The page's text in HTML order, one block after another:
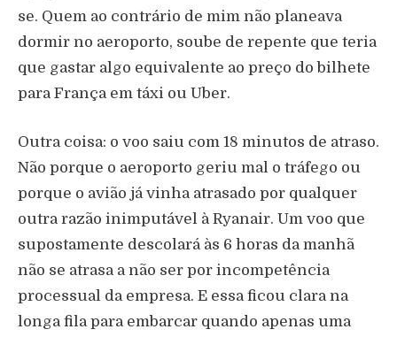
se. Quem ao contrário de mim não planeava
dormir no aeroporto, soube de repente que teria
que gastar algo equivalente ao preço do bilhete
para França em táxi ou Uber.
Outra coisa: o voo saiu com 18 minutos de atraso.
Não porque o aeroporto geriu mal o tráfego ou
porque o avião já vinha atrasado por qualquer
outra razão inimputável à Ryanair. Um voo que
supostamente descolará às 6 horas da manhã
não se atrasa a não ser por incompetência
processual da empresa. E essa ficou clara na
longa fila para embarcar quando apenas uma